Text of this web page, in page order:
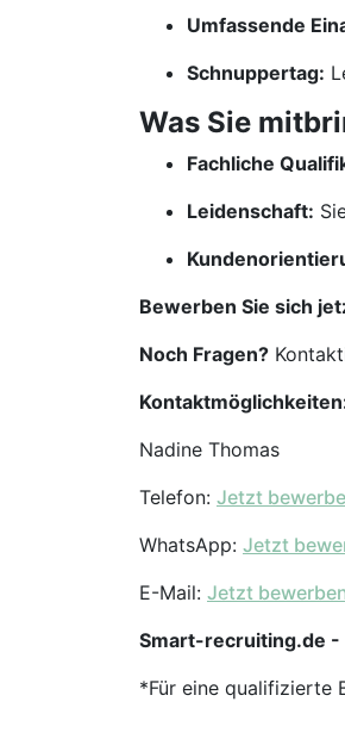
Umfassende
Schnuppertag:
Was Sie
Fachliche
Leidenschaft:
Bewerben Sie sich
Noch Fragen?
Nadine Thomas
Telefon: Jetzt
WhatsApp: Jetzt
E-Mail: Jetzt
Smart-recruiting.de -
*Für eine qualifizierte